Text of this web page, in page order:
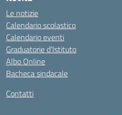
Le notizie
Calendario scolastico
Calendario eventi
Graduatorie d’Istituto
Albo Online
Bacheca sindacale
Contatti